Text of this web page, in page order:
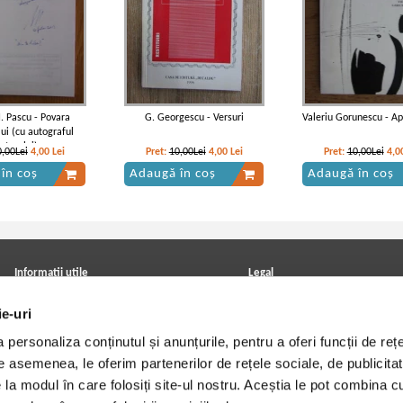
uri
personaliza conținutul și anunțurile, pentru a oferi funcții de
asemenea, le oferim partenerilor de rețele sociale, de
modul în care folosiți site-ul nostru. Aceștia le pot combina
Pascu - Povara
(cu autograful
4,00 Lei
coș
G. Georgescu - Versuri
Pret:10,00Lei 4,00 Lei
Adaugă în coș
Valeriu Gorunescu -
Pret:10,00Lei
Adaugă în coș
Informatii utile
Achizitii viniluri, casete, CD/DVD
Cum cumpar?
Politica de livrare
Retur comenzi
Angajari - Cariere
Legal
Termeni si conditii
Utilizare cookie-uri